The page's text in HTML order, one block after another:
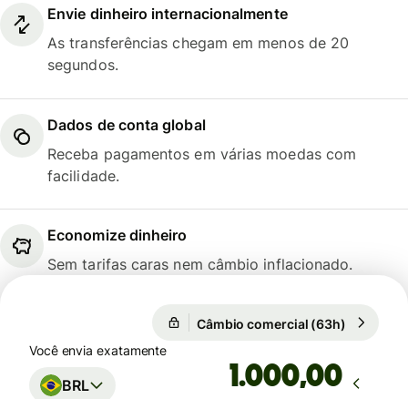
Envie dinheiro internacionalmente
As transferências chegam em menos de 20
segundos.
Dados de conta global
Receba pagamentos em várias moedas com
facilidade.
Economize dinheiro
Sem tarifas caras nem câmbio inflacionado.
Câmbio comercial (63h)
Você envia exatamente
BRL ,00